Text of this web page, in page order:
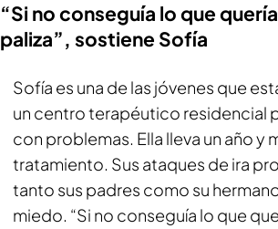
“Si no conseguía lo que
paliza”, sostiene Sofía
Sofía es una de las jóvenes que
un centro terapéutico residencial
con problemas. Ella lleva un año y
tratamiento. Sus ataques de ira
tanto sus padres como su
miedo. “Si no conseguía lo que